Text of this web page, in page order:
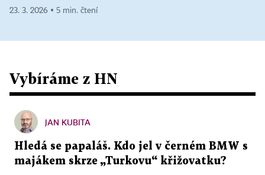
23. 3. 2026 ▪ 5 min. čtení
Vybíráme z HN
JAN KUBITA
Hledá se papaláš. Kdo jel v černém BMW s
majákem skrze „Turkovu“ křižovatku?